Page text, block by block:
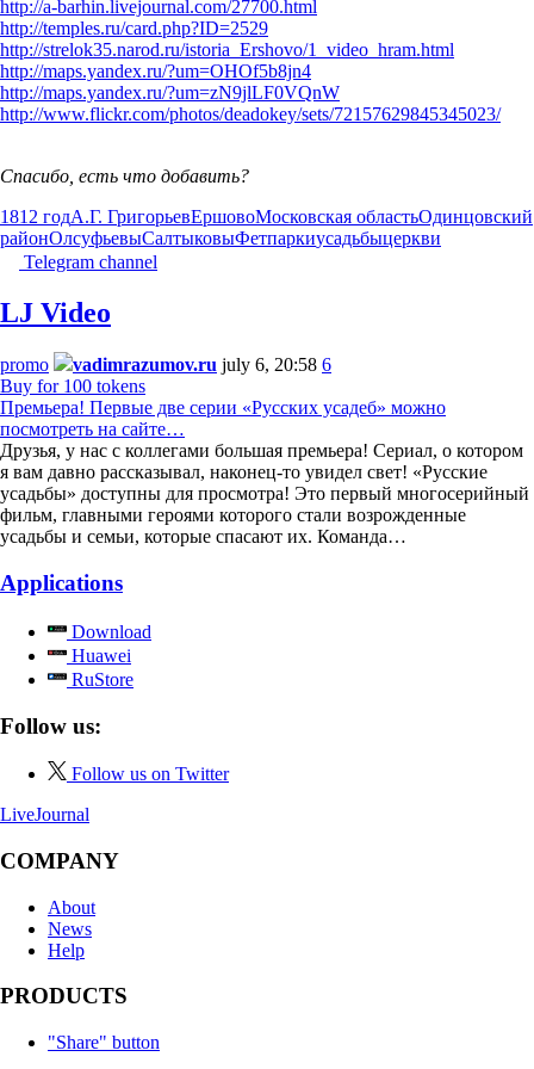
http://a-barhin.livejournal.com/27700.html
http://temples.ru/card.php?ID=2529
http://strelok35.narod.ru/istoria_Ershovo/1_video_hram.html
http://maps.yandex.ru/?um=OHOf5b8jn4
http://maps.yandex.ru/?um=zN9jlLF0VQnW
http://www.flickr.com/photos/deadokey/sets/72157629845345023/
Спасибо, есть что добавить?
1812 годА.Г. ГригорьевЕршовоМосковская областьОдинцовский
районОлсуфьевыСалтыковыФетпаркиусадьбыцеркви
Telegram channel
LJ Video
promo vadimrazumov.ru july 6, 20:58 6
Buy for 100 tokens
Премьера! Первые две серии «Русских усадеб» можно
посмотреть на сайте…
Друзья, у нас с коллегами большая премьера! Сериал, о котором
я вам давно рассказывал, наконец-то увидел свет! «Русские
усадьбы» доступны для просмотра! Это первый многосерийный
фильм, главными героями которого стали возрожденные
усадьбы и семьи, которые спасают их. Команда…
Applications
Download
Huawei
RuStore
Follow us:
Follow us on Twitter
LiveJournal
COMPANY
About
News
Help
PRODUCTS
"Share" button